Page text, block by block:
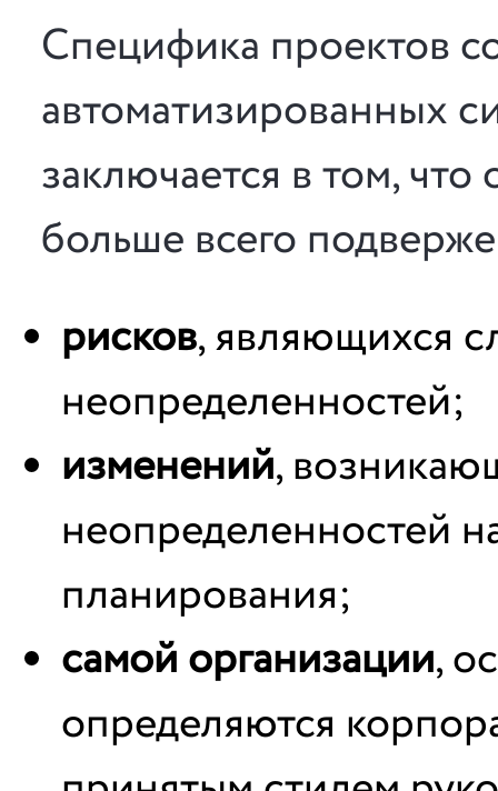
Специфика проектов
автоматизированных
заключается в том, что
больше всего
рисков, являющихся
неопределенностей;
изменений,
неопределенностей
планирования;
самой организации,
определяются